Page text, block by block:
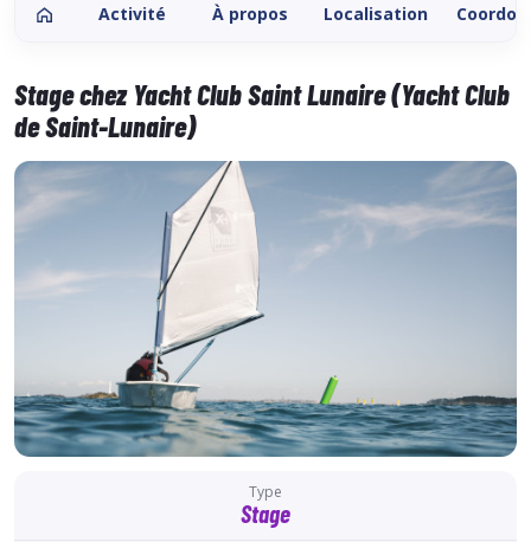
Activité À propos Localisation
Stage chez Yacht Club Saint Lunaire (Yacht Club
de Saint-Lunaire)
Type
Stage